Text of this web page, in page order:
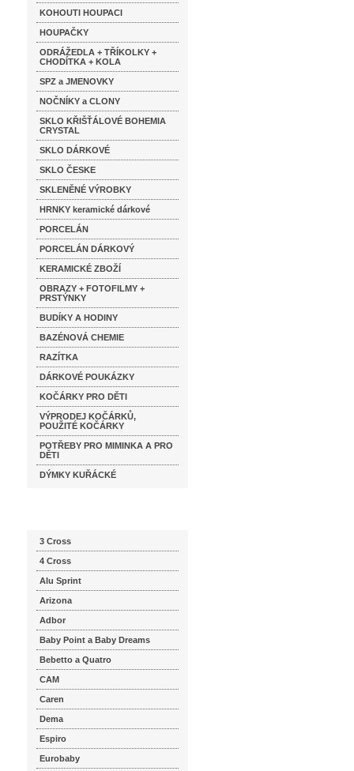
KOHOUTI HOUPACI
HOUPAČKY
ODRÁŽEDLA + TŘÍKOLKY +
CHODÍTKA + KOLA
SPZ a JMENOVKY
NOČNÍKY a CLONY
SKLO KŘIŠŤÁLOVÉ BOHEMIA
CRYSTAL
SKLO DÁRKOVÉ
SKLO ČESKE
SKLENĚNÉ VÝROBKY
HRNKY keramické dárkové
PORCELÁN
PORCELÁN DÁRKOVÝ
KERAMICKÉ ZBOŽÍ
OBRAZY + FOTOFILMY +
PRSTÝNKY
BUDÍKY A HODINY
BAZÉNOVÁ CHEMIE
RAZÍTKA
DÁRKOVÉ POUKÁZKY
KOČÁRKY PRO DĚTI
VÝPRODEJ KOČÁRKŮ,
POUŽITÉ KOČÁRKY
POTŘEBY PRO MIMINKA A PRO
DĚTI
DÝMKY KUŘÁCKÉ
3 Cross
4 Cross
Alu Sprint
Arizona
Adbor
Baby Point a Baby Dreams
Bebetto a Quatro
CAM
Caren
Dema
Espiro
Eurobaby